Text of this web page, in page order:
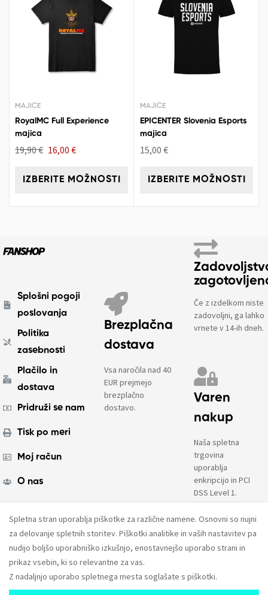
MAJICE
RoyalMC Full Experience
majica
19,90€ 16,00 €
IZBERITE MOŽNOSTI
MAJICE
EPICENTER Slovenia Esports
majica
15,00 €
IZBERITE MOŽNOSTI
Splošni pogoji
poslovanja
Politika
zasebnosti
Plačilo in
dostava
Pridruži se nam
Tisk po meri
Moj račun
O nas
Brezplačna
dostava
Vsa naročila nad 40
EUR prejmejo
brezplačno
dostavo.
Če z izdelkom niste
zadovoljni, ga lahko
vrnete v 14-ih dneh.
Varen
nakup
Naša spletna
trgovina
uporablja
enkripcijo in PCI
DSS Level 1.
AMPX d.o.o.© 2023. Vse pravice pridržane.
Spletna stran uporablja piškotke za različne namene. Osnovni so nujni
za delovanje spletnih storitev. Piškotki analitike in vaših nastavitev pa
nudijo boljšo uporabniško izkušnjo, enostavnejšo uporabo strani in
prikaz vsebin, ki so relevantne za vas.
Z nadaljnjo uporabo spletnega mesta soglašate s piškotki.